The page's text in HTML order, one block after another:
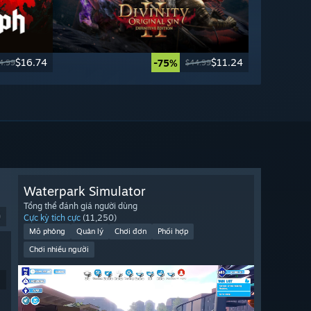
$16.74 -75% $44.99$11.24
Waterpark Simulator
Tổng thể đánh giá người dùng
Cực kỳ tích cực (11,250)
Mô phỏng Quản lý Chơi đơn
Phối hợp
Chơi nhiều người